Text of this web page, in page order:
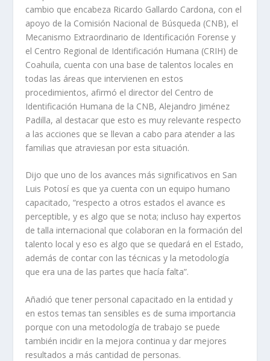
cambio que encabeza Ricardo Gallardo Cardona, con el
apoyo de la Comisión Nacional de Búsqueda (CNB), el
Mecanismo Extraordinario de Identificación Forense y
el Centro Regional de Identificación Humana (CRIH) de
Coahuila, cuenta con una base de talentos locales en
todas las áreas que intervienen en estos
procedimientos, afirmó el director del Centro de
Identificación Humana de la CNB, Alejandro Jiménez
Padilla, al destacar que esto es muy relevante respecto
a las acciones que se llevan a cabo para atender a las
familias que atraviesan por esta situación.
Dijo que uno de los avances más significativos en San
Luis Potosí es que ya cuenta con un equipo humano
capacitado, “respecto a otros estados el avance es
perceptible, y es algo que se nota; incluso hay expertos
de talla internacional que colaboran en la formación del
talento local y eso es algo que se quedará en el Estado,
además de contar con las técnicas y la metodología
que era una de las partes que hacía falta”.
Añadió que tener personal capacitado en la entidad y
en estos temas tan sensibles es de suma importancia
porque con una metodología de trabajo se puede
también incidir en la mejora continua y dar mejores
resultados a más cantidad de personas.